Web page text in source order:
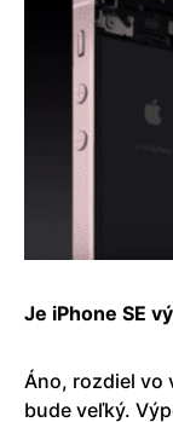
Je iPhone SE
Áno, rozdiel
bude veľký.